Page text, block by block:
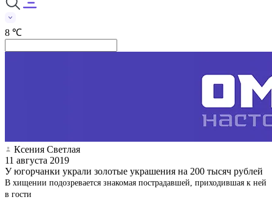
8 ℃
Ксения Светлая
11 августа 2019
У югорчанки украли золотые украшения на 200 тысяч рублей
В хищении подозревается знакомая пострадавшей, приходившая к ней
в гости